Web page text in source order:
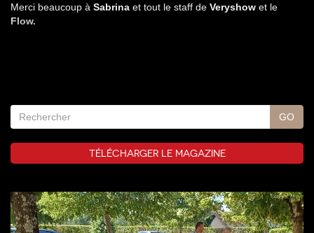
Merci beaucoup à Sabrina et tout le staff de Veryshow et le
Flow.
TÉLÉCHARGER LE MAGAZINE